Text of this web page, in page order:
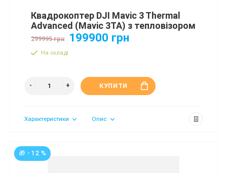
Квадрокоптер DJI Mavic 3 Thermal
Advanced (Mavic 3TA) з тепловізором
299995 грн 199900 грн
На складі
КУПИТИ
Характеристики Опис
🎁 - 12 %